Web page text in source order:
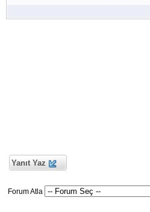
Yanıt Yaz
Forum Atla